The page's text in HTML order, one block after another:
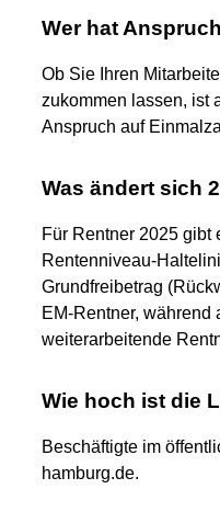
Wer hat
Ob Sie Ihren
zukommen lassen, ist
Anspruch auf
Was ändert sich
Für Rentner 2025 gibt
Rentenniveau-
Grundfreibetrag
EM-Rentner,
weiterarbeitende
Wie hoch ist die
Beschäftigte im
hamburg.de.